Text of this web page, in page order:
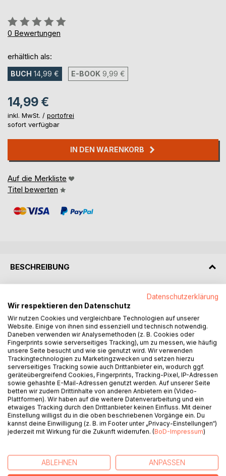
Bewertung::
0%
0 Bewertungen
erhältlich als:
BUCH 14,99 € E-BOOK 9,99 €
14,99 €
inkl. MwSt. / portofrei
sofort verfügbar
IN DEN WARENKORB
Auf die Merkliste
Titel bewerten
BESCHREIBUNG
Das Arbeitsrecht ist ein sehr dynamisches, komplexes und
manchmal schwer zu durchschauendes Rechtsgebiet. Für
alle mit Fragen des Arbeitsrechts befassten Personen ist
es daher unverzichtbar, ein fundiertes arbeitsrechtliches
Grundwissen zu besitzen. Das vorliegende Buch will dazu
einen Beitrag leisten, indem es einen kompakten Überblick
über das Arbeits- und Sozialversicherungsrecht mit dem
Stand von Rechtsprechung und Gesetzgebung bis Anfang
2023 gibt. Alle wesentlichen Teilgebiete des Arbeitsrechts
werden unter Berücksichtigung der Rechtsprechung des
Bundesarbeitsgerichts dargestellt.
Nach einer kurzen Darstellung der Grundbegriffe und
Rechtsgrundlagen des Arbeitsrechts wird zunächst das
Arbeitsvertragsrecht von der Begründung bis zur
wird das Arbeitsschutzrecht in Grundzügen behandelt. Der
folgende Abschnitt befasst sich mit dem kollektiven
Datenschutzerklärung
Wir respektieren den Datenschutz
Wir nutzen Cookies und vergleichbare Technologien auf unserer
Website. Einige von ihnen sind essenziell und technisch notwendig.
Daneben verwenden wir Analysemethoden (z. B. Cookies oder
Fingerprints sowie serverseitiges Tracking), um zu messen, wie häufig
unsere Seite besucht und wie sie genutzt wird. Wir verwenden
Trackingtechnologien zu Marketingzwecken und setzen hierzu
serverseitiges Tracking sowie auch Drittanbieter ein, wodurch ggf.
geräteübergreifend Cookies, Fingerprints, Tracking-Pixel, IP-Adressen
sowie gehashte E-Mail-Adressen genutzt werden. Auf unserer Seite
betten wir zudem Drittinhalte von anderen Anbietern ein (Video-
Plattformen). Wir haben auf die weitere Datenverarbeitung und ein
etwaiges Tracking durch den Drittanbieter keinen Einfluss. Mit deiner
Einstellung willigst du in die oben beschriebenen Vorgänge ein. Du
kannst deine Einwilligung (z. B. im Footer unter „Privacy-Einstellungen“)
jederzeit mit Wirkung für die Zukunft widerrufen. (BoD-Impressum)
ABLEHNEN ANPASSEN